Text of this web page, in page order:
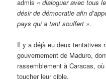
admis « dialoguer avec tous
désir de démocratie afin
pays qui a tant souffert ».
Il y a déjà eu deux tentatives
gouvernement de Maduro,
rassemblement à Caracas,
toucher leur cible.